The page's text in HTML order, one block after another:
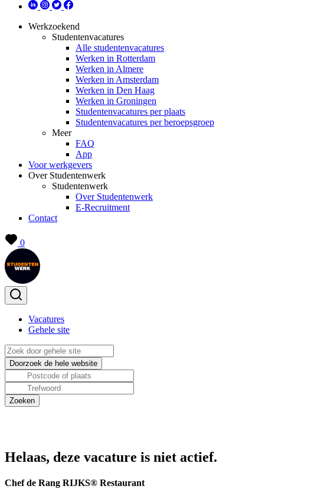
Werkzoekend
Studentenvacatures
Alle studentenvacatures
Werken in Rotterdam
Werken in Almere
Werken in Amsterdam
Werken in Den Haag
Werken in Groningen
Studentenvacatures per plaats
Studentenvacatures per beroepsgroep
Meer
FAQ
App
Voor werkgevers
Over Studentenwerk
Studentenwerk
Over Studentenwerk
E-Recruitment
Contact
0
Vacatures
Gehele site
Helaas, deze vacature is niet actief.
Chef de Rang RIJKS® Restaurant